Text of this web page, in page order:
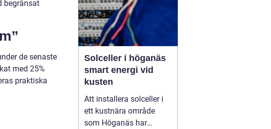
begränsat
de senaste
med 25%
praktiska
Solceller i höganäs
smart energi vid
kusten
Att installera solceller i
ett kustnära område
som Höganäs har